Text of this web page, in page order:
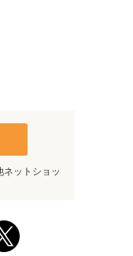
ットショッ